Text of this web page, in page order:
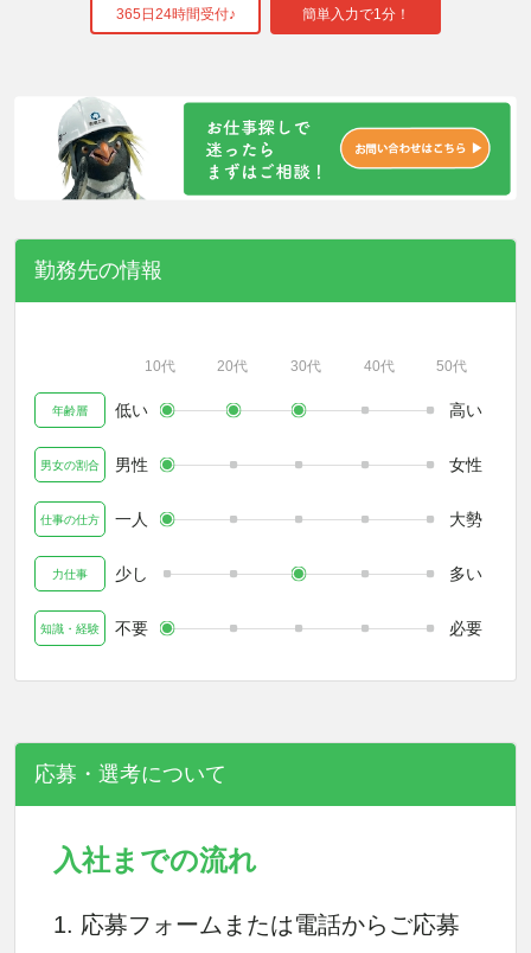
簡単入力で1分！
365日24時間受付♪
勤務先の情報
10代 20代 30代 40代 50代
年齢層 低い 高い
男女の割合 男性 女性
仕事の仕方 一人 大勢
力仕事 少し 多い
知識・経験 不要 必要
応募・選考について
入社までの流れ
1. 応募フォームまたは電話からご応募